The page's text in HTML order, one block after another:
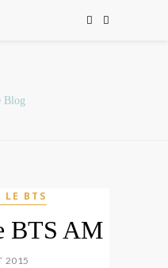
LE BTS
BTS AM
2015